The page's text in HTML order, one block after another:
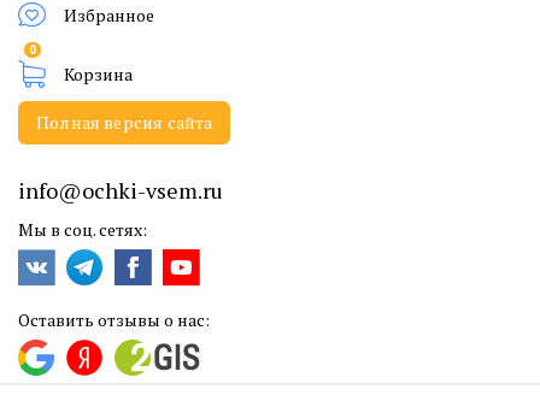
info@ochki-vsem.ru
Мы в соц. сетях:
Оставить отзывы о нас:
Избранное
0
Корзина
Полная версия сайта